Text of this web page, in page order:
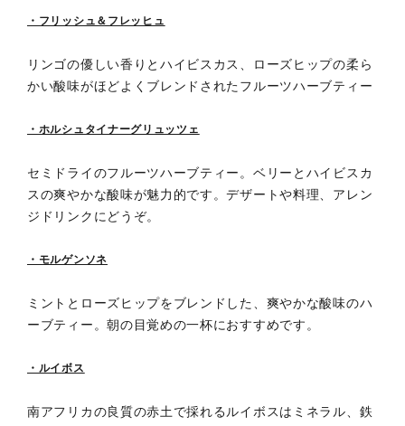
・フリッシュ＆フレッヒュ
リンゴの優しい香りとハイビスカス、ローズヒップの柔ら
かい酸味がほどよくブレンドされたフルーツハーブティー
・ホルシュタイナーグリュッツェ
セミドライのフルーツハーブティー。ベリーとハイビスカ
スの爽やかな酸味が魅力的です。デザートや料理、アレン
ジドリンクにどうぞ。
・モルゲンソネ
ミントとローズヒップをブレンドした、爽やかな酸味のハ
ーブティー。朝の目覚めの一杯におすすめです。
・ルイボス
南アフリカの良質の赤土で採れるルイボスはミネラル、鉄